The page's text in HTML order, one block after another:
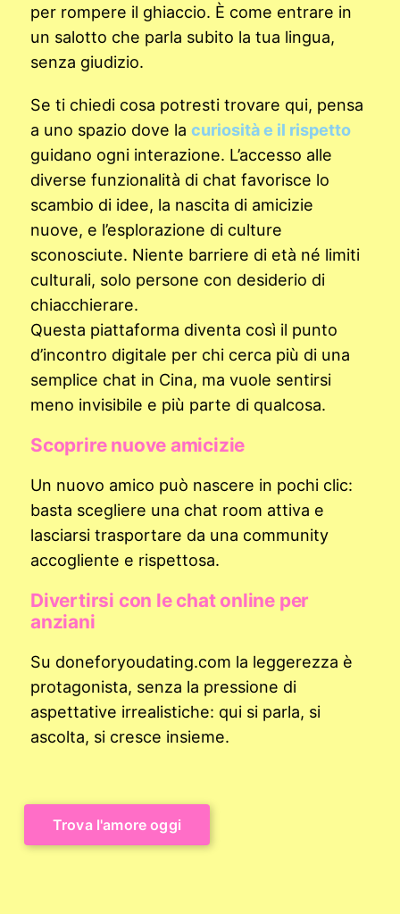
per rompere il ghiaccio. È come entrare in
un salotto che parla subito la tua lingua,
senza giudizio.
Se ti chiedi cosa potresti trovare qui, pensa
a uno spazio dove la curiosità e il rispetto
guidano ogni interazione. L’accesso alle
diverse funzionalità di chat favorisce lo
scambio di idee, la nascita di amicizie
nuove, e l’esplorazione di culture
sconosciute. Niente barriere di età né limiti
culturali, solo persone con desiderio di
chiacchierare.
Questa piattaforma diventa così il punto
d’incontro digitale per chi cerca più di una
semplice chat in Cina, ma vuole sentirsi
meno invisibile e più parte di qualcosa.
Scoprire nuove amicizie
Un nuovo amico può nascere in pochi clic:
basta scegliere una chat room attiva e
lasciarsi trasportare da una community
accogliente e rispettosa.
Divertirsi con le chat online per
anziani
Su doneforyoudating.com la leggerezza è
protagonista, senza la pressione di
aspettative irrealistiche: qui si parla, si
ascolta, si cresce insieme.
Trova l'amore oggi